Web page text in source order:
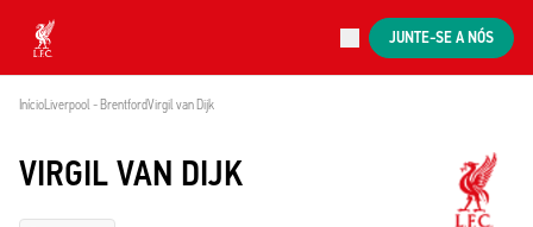
Now live
Liverpool
JUNTE-SE A NÓS
InícioLiverpool - BrentfordVirgil van Dijk
VIRGIL VAN DIJK